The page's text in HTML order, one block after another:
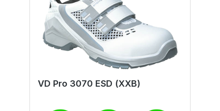
VD Pro 3070 ESD (XXB)